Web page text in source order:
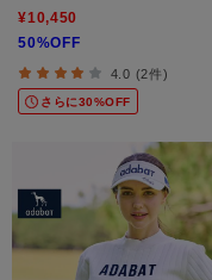
¥10,450
50%OFF
4.0 (2件)
さらに30%OFF